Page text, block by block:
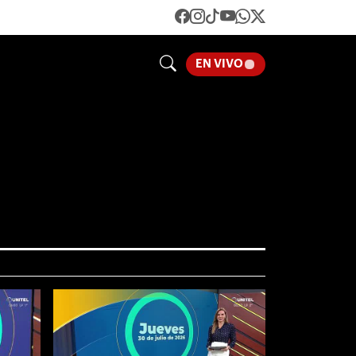
EN VIVO
LOADING...